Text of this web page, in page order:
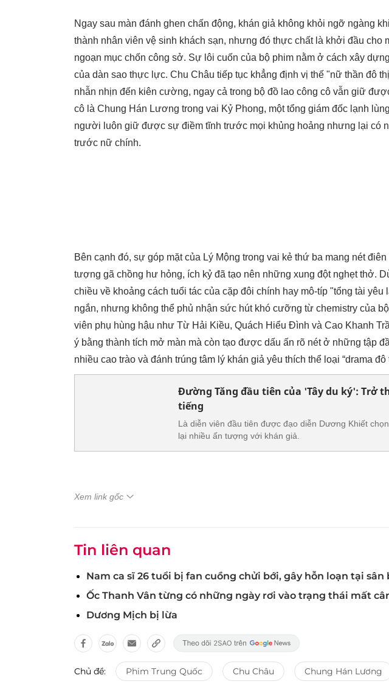
Ngay sau màn đánh ghen chấn động, khán giả không khỏi ngỡ ngàng
thành nhân viên vệ sinh khách sạn, nhưng đó thực chất là khởi đầu cho
ngoạn mục chốn công sở. Sự lôi cuốn của bộ phim nằm ở cách xây
của dàn sao thực lực. Chu Châu tiếp tục khẳng định vị thế "nữ thần đô
nhẫn nhịn đến kiên cường, ngay cả trong bộ đồ lao công cô vẫn giữ
cô là Chung Hán Lương trong vai Kỷ Phong, một tổng giám đốc lạnh
người luôn giữ được sự điềm tĩnh trước mọi khủng hoảng nhưng lại có
trước nữ chính.
Bên cạnh đó, sự góp mặt của Lý Mộng trong vai kẻ thứ ba mang nét
tượng gã chồng hư hỏng, ích kỷ đã tạo nên những xung đột nghẹt thở.
chiều về khoảng cách tuổi tác của cặp đôi chính hay mô-típ "tổng tài
ngắn, nhưng không thể phủ nhận sức hút khó cưỡng từ chemistry của
viên phụ hùng hậu như Từ Hải Kiều, Quách Hiểu Đình và Cao Khanh
ý bằng thành tích mở màn mà còn tạo được dấu ấn rõ nét ở những tập
nhiều cao trào và đánh trúng tâm lý khán giả yêu thích thể loại “drama đô
Đường Tăng đầu tiên của 'Tây du ký': Trở
tiếng
Là diễn viên đầu tiên được đạo diễn Dương Khiết
lại nhiều ấn tượng với khán giả.
Xem link gốc
Tin liên quan
Nam ca sĩ 26 tuổi bị fan cuồng chửi bới, gây hỗn loạn tại sân
Ốc Thanh Vân từng có những ngày rơi vào trạng thái mất
Dương Mịch bị lừa
Chủ đề: Phim Trung Quốc Chu Châu Chung Hán Lương